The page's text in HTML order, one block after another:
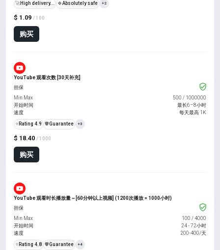
$ 1.09 / 100
购买
🚀High delivery... 🍀Absolutely safe +2
YouTube 观看次数 [30天补充]
$ 18.40 / 1000
购买
担保
Min Max
500 / 1000000
开始时间
最长6–8小时
速度
每天最高 1K
⭐ Rating 4.9 ️🛡️Guarantee +3
YouTube 观看时长播放量 ~ [60分钟以上视频] (1200次播放 = 1000小时)
担保
Min Max
100 /4000
开始时间
24 - 72小时
速度
200-400/天
⭐ Rating 4.8 ️🛡️Guarantee +4